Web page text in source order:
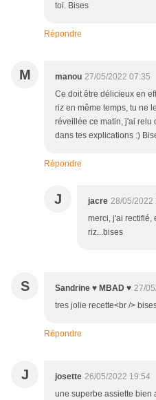
toi. Bises
Répondre
M manou 27/05/2022 07:35
Ce doit être délicieux en
riz en même temps, tu ne
réveillée ce matin, j'ai relu
dans tes explications :)
Répondre
J jacre 28/05/2022
merci, j'ai rectifié,
riz...bises
S Sandrine ♥ MBAD ♥ 27/
tres jolie recette<br />
Répondre
J josette 26/05/2022 19:54
une superbe assiette bien